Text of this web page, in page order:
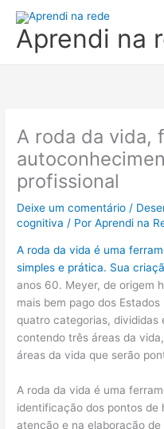
paraAprendi na
A roda da vida,
profissional
Deixe um comentário /
cognitiva / PorAprendi na
A roda da vida é uma
simples e prática. Sua
anos 60. Meyer, de origem
mais bem pago dos
quatro categorias, divididas
contendo três áreas da
áreas da vida que serão
A roda da vida é uma
identificação dos pontos de
atenção e na elaboração